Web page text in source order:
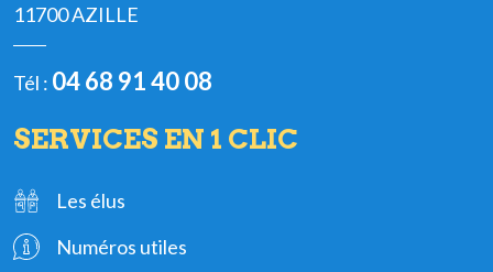
11700 AZILLE
Tél : 04 68 91 40 08
SERVICES EN 1 CLIC
Les élus
Numéros utiles